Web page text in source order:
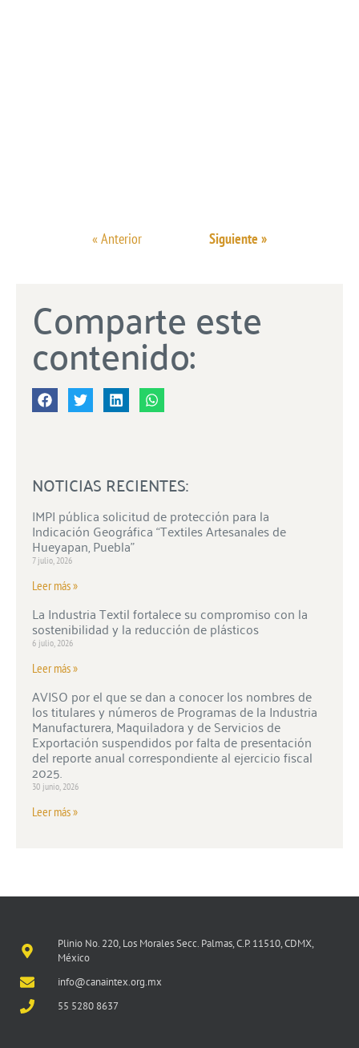
« Anterior Siguiente »
Comparte este
contenido:
NOTICIAS RECIENTES:
IMPI pública solicitud de protección para la
Indicación Geográfica “Textiles Artesanales de
Hueyapan, Puebla”
7 julio, 2026
Leer más »
La Industria Textil fortalece su compromiso con la
sostenibilidad y la reducción de plásticos
6 julio, 2026
Leer más »
AVISO por el que se dan a conocer los nombres de
los titulares y números de Programas de la Industria
Manufacturera, Maquiladora y de Servicios de
Exportación suspendidos por falta de presentación
del reporte anual correspondiente al ejercicio fiscal
2025.
30 junio, 2026
Leer más »
Plinio No. 220, Los Morales Secc. Palmas, C.P. 11510, CDMX,
México
info@canaintex.org.mx
55 5280 8637